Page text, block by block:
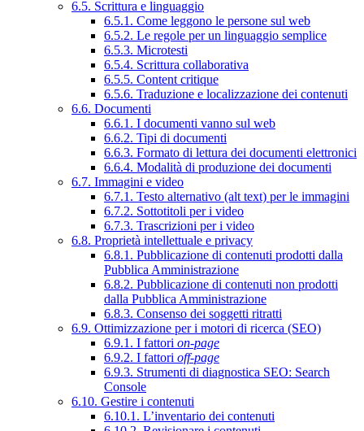
6.5. Scrittura e linguaggio
6.5.1. Come leggono le persone sul web
6.5.2. Le regole per un linguaggio semplice
6.5.3. Microtesti
6.5.4. Scrittura collaborativa
6.5.5. Content critique
6.5.6. Traduzione e localizzazione dei contenuti
6.6. Documenti
6.6.1. I documenti vanno sul web
6.6.2. Tipi di documenti
6.6.3. Formato di lettura dei documenti elettronici
6.6.4. Modalità di produzione dei documenti
6.7. Immagini e video
6.7.1. Testo alternativo (alt text) per le immagini
6.7.2. Sottotitoli per i video
6.7.3. Trascrizioni per i video
6.8. Proprietà intellettuale e privacy
6.8.1. Pubblicazione di contenuti prodotti dalla
Pubblica Amministrazione
6.8.2. Pubblicazione di contenuti non prodotti
dalla Pubblica Amministrazione
6.8.3. Consenso dei soggetti ritratti
6.9. Ottimizzazione per i motori di ricerca (SEO)
6.9.1. I fattori on-page
6.9.2. I fattori off-page
6.9.3. Strumenti di diagnostica SEO: Search
Console
6.10. Gestire i contenuti
6.10.1. L’inventario dei contenuti